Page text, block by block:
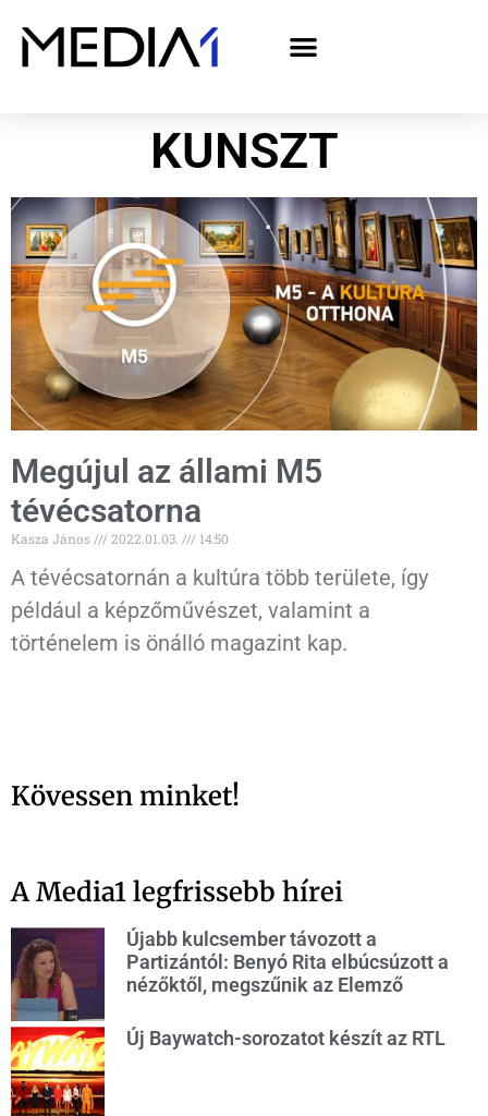
KUNSZT
Megújul az állami M5
tévécsatorna
Kasza János 2022.01.03. 14:50
A tévécsatornán a kultúra több területe, így
például a képzőművészet, valamint a
történelem is önálló magazint kap.
Kövessen minket!
A Media1 legfrissebb hírei
Újabb kulcsember távozott a
Partizántól: Benyó Rita elbúcsúzott a
nézőktől, megszűnik az Elemző
Új Baywatch-sorozatot készít az RTL